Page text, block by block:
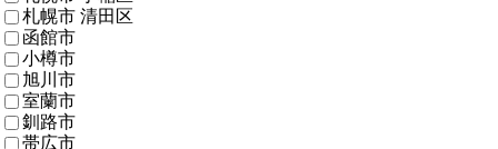
札幌市 清田区
函館市
小樽市
旭川市
室蘭市
釧路市
帯広市